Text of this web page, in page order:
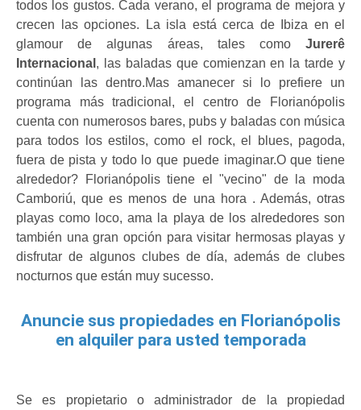
todos los gustos. Cada verano, el programa de mejora y
crecen las opciones. La isla está cerca de Ibiza en el
glamour de algunas áreas, tales como Jurerê
Internacional , las baladas que comienzan en la tarde y
continúan las dentro.Mas amanecer si lo prefiere un
programa más tradicional, el centro de Florianópolis
cuenta con numerosos bares, pubs y baladas con música
para todos los estilos, como el rock, el blues, pagoda,
fuera de pista y todo lo que puede imaginar.O que tiene
alrededor? Florianópolis tiene el "vecino" de la moda
Camboriú, que es menos de una hora . Además, otras
playas como loco, ama la playa de los alrededores son
también una gran opción para visitar hermosas playas y
disfrutar de algunos clubes de día, además de clubes
nocturnos que están muy sucesso.
Anuncie sus propiedades en Florianópolis
en alquiler para usted temporada
Se es propietario o administrador de la propiedad